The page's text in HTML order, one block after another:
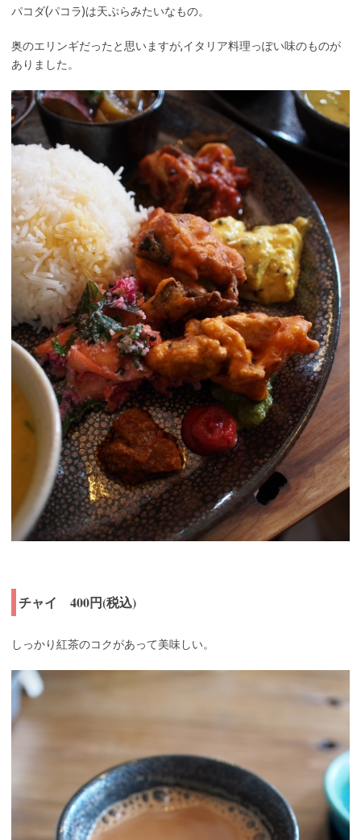
パコダ(パコラ)は天ぷらみたいなもの。
奥のエリンギだったと思いますが,イタリア料理っぽい味のものが
ありました。
チャイ 400円(税込)
しっかり紅茶のコクがあって美味しい。